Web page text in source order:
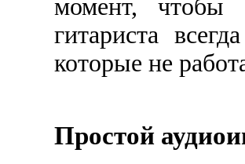
момент,
гитариста
которые не
Простой